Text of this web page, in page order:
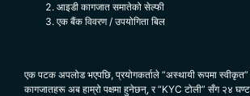
आइडी कागजात समातेको सेल्फी
एक बैंक विवरण / उपयोगिता बिल
एक पटक अपलोड भएपछि, प्रयोगकर्ताले “अस्थायी रूपमा स्वीकृत”
कागजातहरू अब हाम्रो पक्षमा हुनेछन्, र “KYC टोली” सँग २४